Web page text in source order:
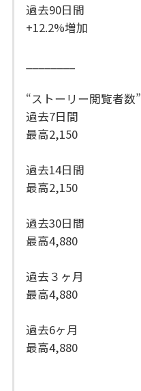
過去90日間
+12.2%増加
“ストーリー閲覧者数”
過去7日間
最高2,150
過去14日間
最高2,150
過去30日間
最高4,880
過去３ヶ月
最高4,880
過去6ヶ月
最高4,880